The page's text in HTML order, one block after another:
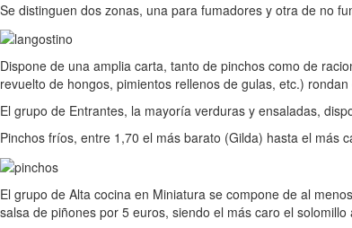
Se distinguen dos zonas, una para fumadores y otra de no
Dispone de una amplia carta, tanto de pinchos como de
revuelto de hongos, pimientos rellenos de gulas, etc.)
El grupo de Entrantes, la mayoría verduras y ensaladas,
Pinchos fríos, entre 1,70 el más barato (Gilda) hasta el más
El grupo de Alta cocina en Miniatura se compone de al
salsa de piñones por 5 euros, siendo el más caro el